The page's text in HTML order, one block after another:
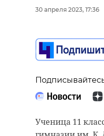
30 апреля 2023, 17:36
Ученица 11